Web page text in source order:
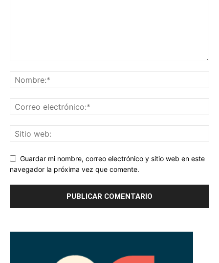
Guardar mi nombre, correo electrónico y sitio web en este
navegador la próxima vez que comente.